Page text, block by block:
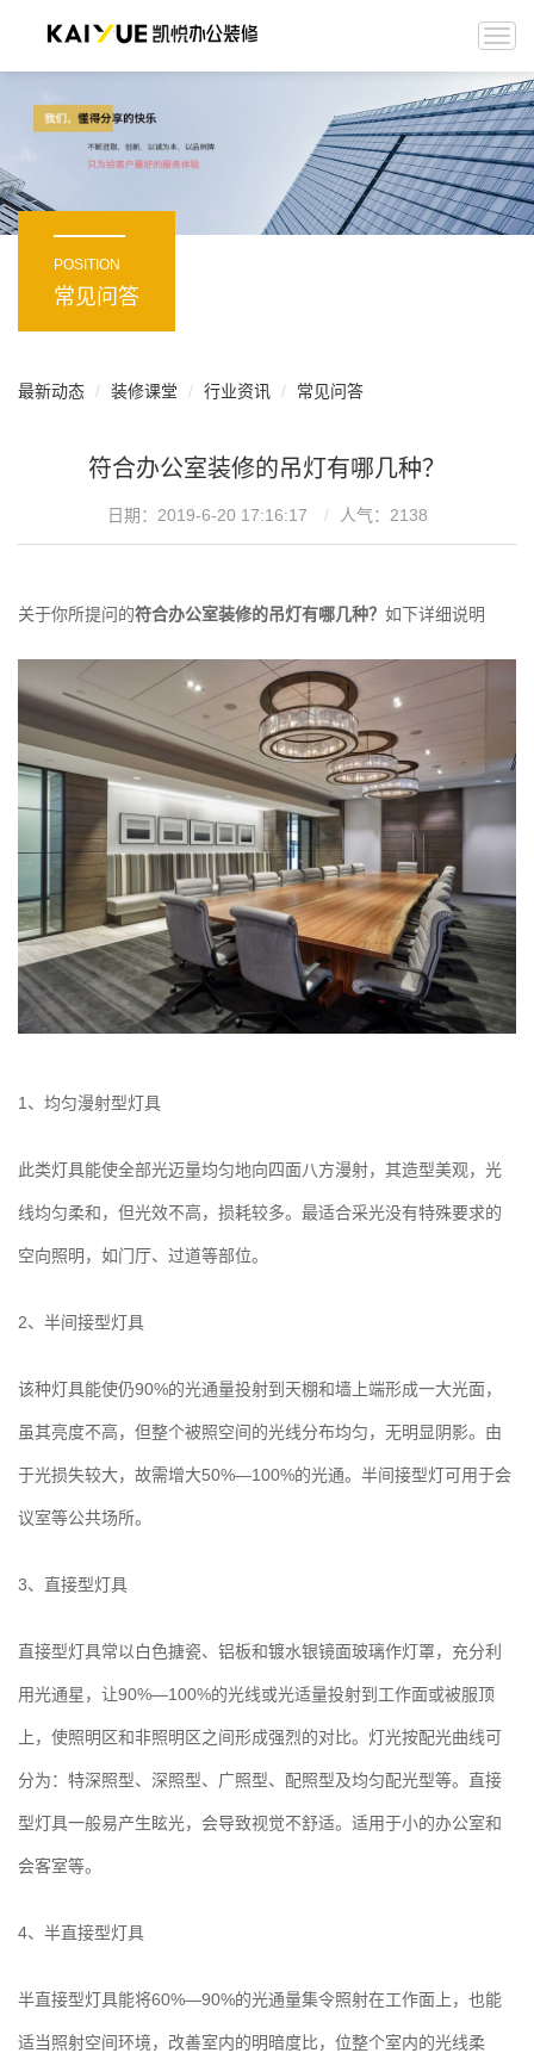
POSITION
常见问答
最新动态 装修课堂 行业资讯 常见问答
符合办公室装修的吊灯有哪几种？
日期：2019-6-20 17:16:17 人气： 2138
关于你所提问的符合办公室装修的吊灯有哪几种？ 如下详细说明
1、均匀漫射型灯具
此类灯具能使全部光迈量均匀地向四面八方漫射，其造型美观，光
线均匀柔和，但光效不高，损耗较多。最适合采光没有特殊要求的
空向照明，如门厅、过道等部位。
2、半间接型灯具
该种灯具能使仍90%的光通量投射到天棚和墙上端形成一大光面，
虽其亮度不高，但整个被照空间的光线分布均匀，无明显阴影。由
于光损失较大，故需增大50%—100%的光通。半间接型灯可用于会
议室等公共场所。
3、直接型灯具
直接型灯具常以白色搪瓷、铝板和镀水银镜面玻璃作灯罩，充分利
用光通星，让90%—100%的光线或光适量投射到工作面或被服顶
上，使照明区和非照明区之间形成强烈的对比。灯光按配光曲线可
分为：特深照型、深照型、广照型、配照型及均匀配光型等。直接
型灯具一般易产生眩光，会导致视觉不舒适。适用于小的办公室和
会客室等。
4、半直接型灯具
半直接型灯具能将60%—90%的光通量集令照射在工作面上，也能
适当照射空间环境，改善室内的明暗度比，位整个室内的光线柔